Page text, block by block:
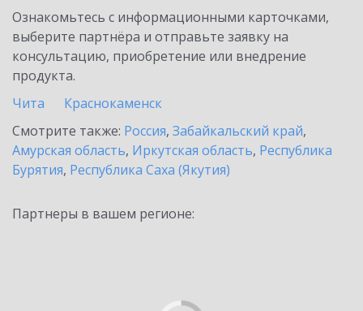
Ознакомьтесь с информационными карточками,
выберите партнёра и отправьте заявку на
консультацию, приобретение или внедрение
продукта.
Чита
Краснокаменск
Смотрите также: Россия, Забайкальский край,
Амурская область, Иркутская область, Республика
Бурятия, Республика Саха (Якутия)
Партнеры в вашем регионе: